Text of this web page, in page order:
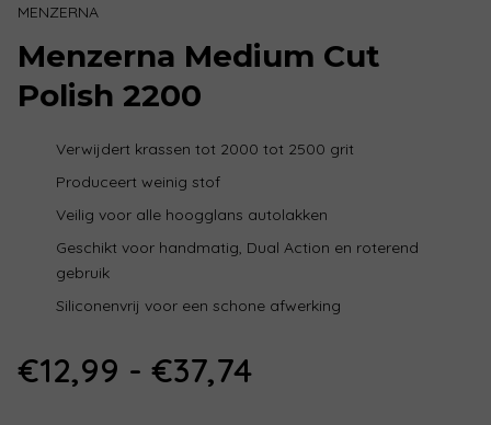
MENZERNA
Menzerna Medium Cut
Polish 2200
Verwijdert krassen tot 2000 tot 2500 grit
Produceert weinig stof
Veilig voor alle hoogglans autolakken
Geschikt voor handmatig, Dual Action en roterend
gebruik
Siliconenvrij voor een schone afwerking
€12,99 - €37,74Prijsklasse: